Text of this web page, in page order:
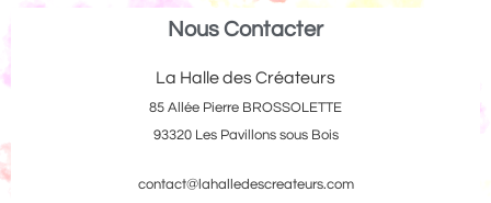
Nous Contacter
La Halle des Créateurs
85 Allée Pierre BROSSOLETTE
93320 Les Pavillons sous Bois
contact@lahalledescreateurs.com